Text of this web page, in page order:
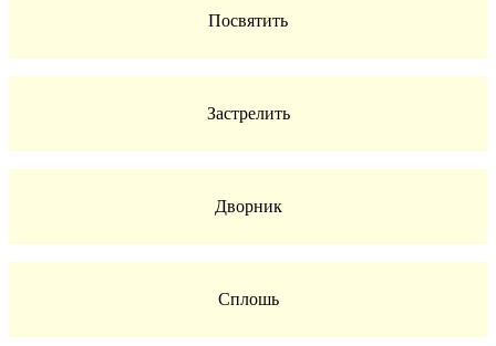
Посвятить
Застрелить
Дворник
Сплошь